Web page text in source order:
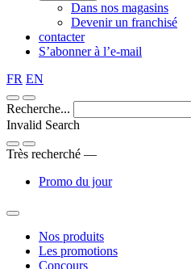
Dans nos magasins
Devenir un franchisé
contacter
S’abonner à l’e-mail
FR EN
Recherche...
Invalid Search
Submit
Très recherché —
Promo du jour
Main
Menu
Nos produits
Les promotions
Concours